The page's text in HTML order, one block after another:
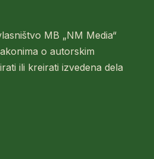
MB „NM Media“
o autorskim
ili kreirati izvedena dela